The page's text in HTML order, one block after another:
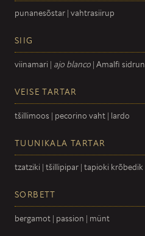
punanesõstar | vahtrasiirup
SIIG
viinamari | ajo blanco | Amalfi sidrun
VEISE TARTAR
tšillimoos | pecorino vaht | lardo
TUUNIKALA TARTAR
tzatziki | tšillipipar | tapioki krõbedik
SORBETT
bergamot | passion | münt